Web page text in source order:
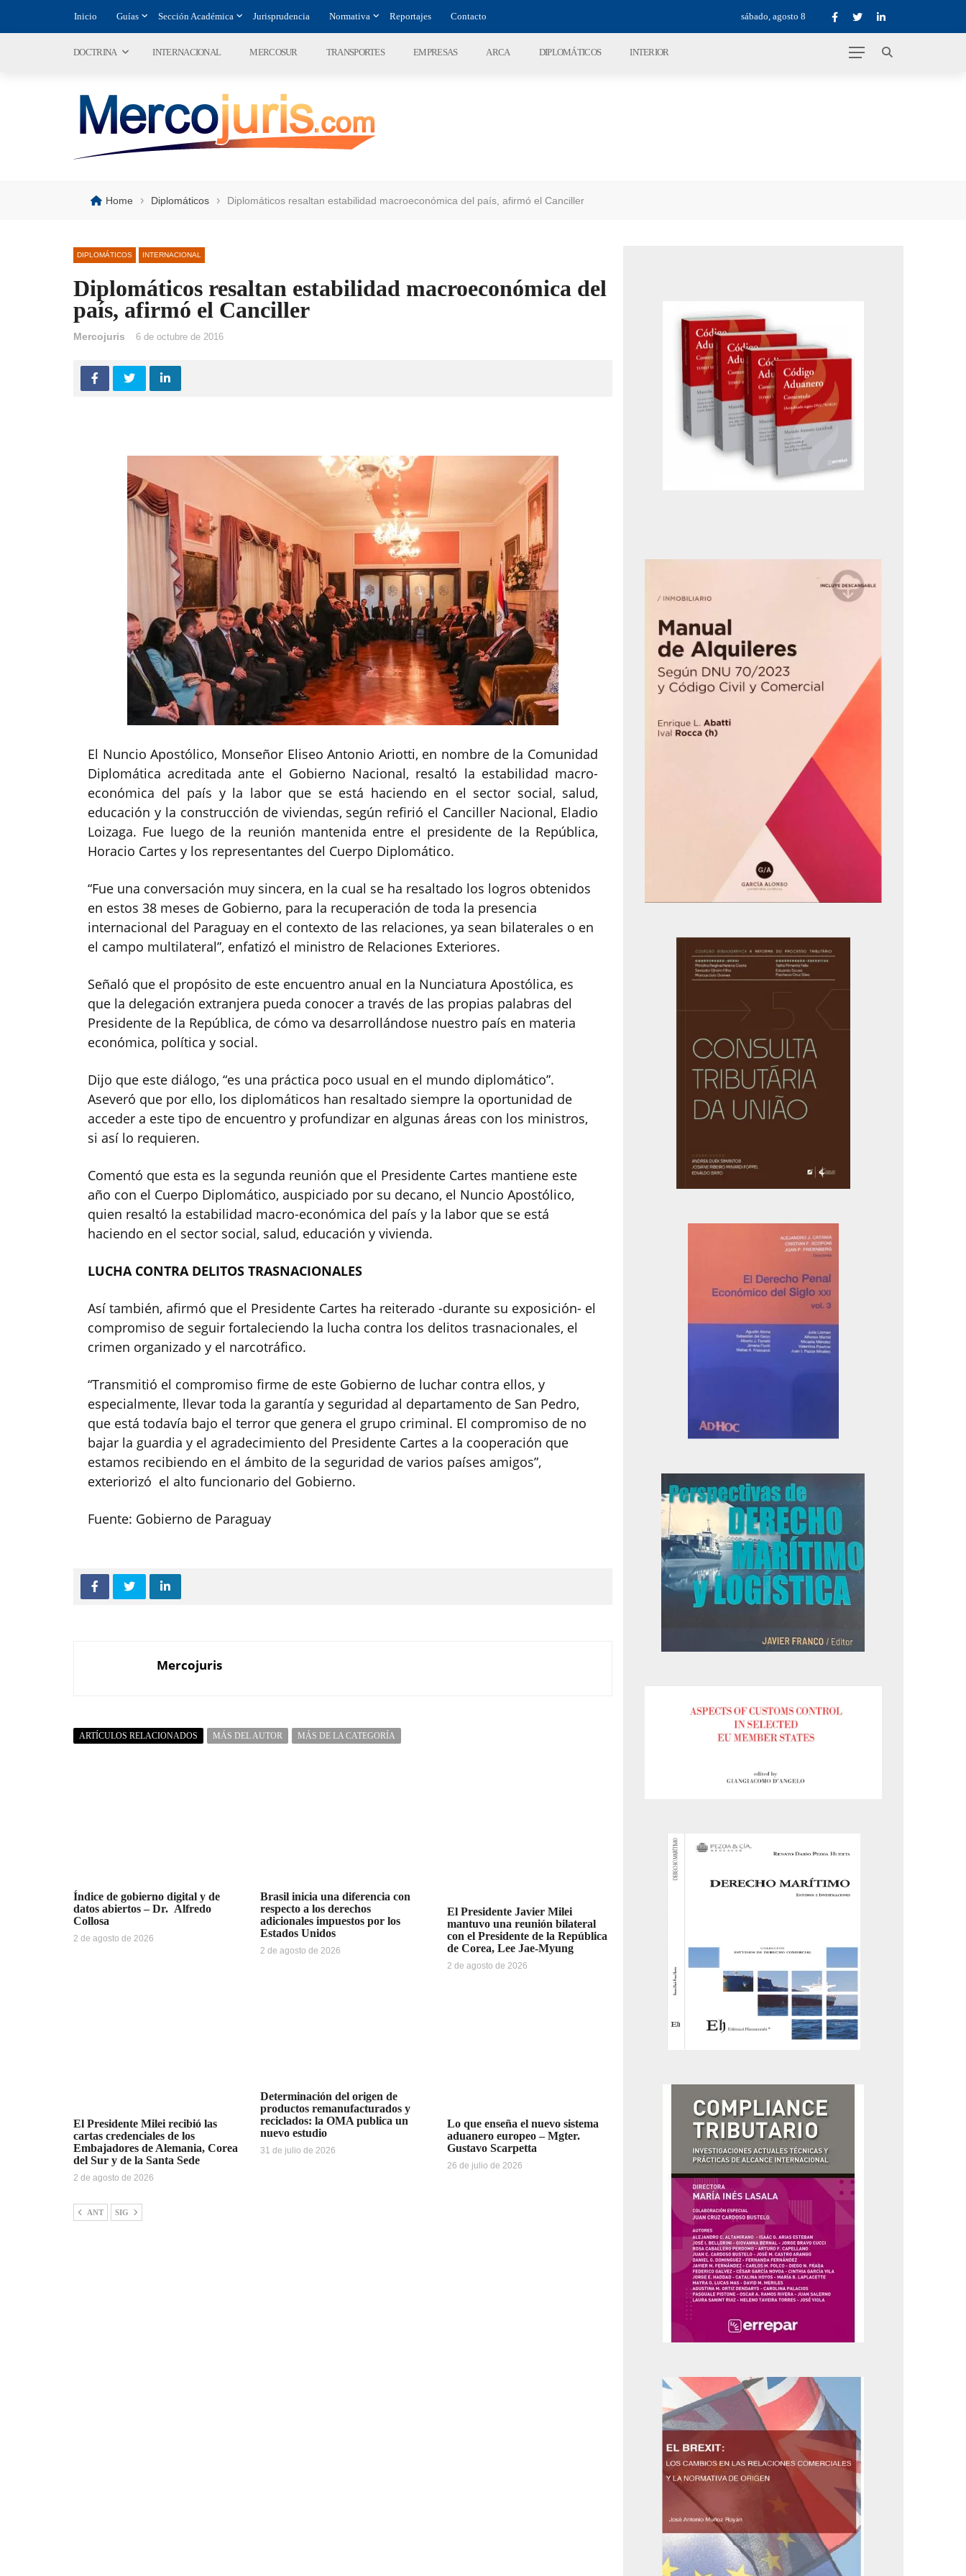
Inicio Guías Sección Académica Jurisprudencia Normativa Reportajes Contacto sábado, agosto 8
DOCTRINA INTERNACIONAL MERCOSUR TRANSPORTES EMPRESAS ARCA DIPLOMÁTICOS INTERIOR
Home › Diplomáticos › Diplomáticos resaltan estabilidad macroeconómica del país, afirmó el Canciller
DIPLOMÁTICOS INTERNACIONAL
Diplomáticos resaltan estabilidad macroeconómica del
país, afirmó el Canciller
Mercojuris 6 de octubre de 2016
El Nuncio Apostólico, Monseñor Eliseo Antonio Ariotti, en nombre de la Comunidad
Diplomática acreditada ante el Gobierno Nacional, resaltó la estabilidad macro-
económica del país y la labor que se está haciendo en el sector social, salud,
educación y la construcción de viviendas, según refirió el Canciller Nacional, Eladio
Loizaga. Fue luego de la reunión mantenida entre el presidente de la República,
Horacio Cartes y los representantes del Cuerpo Diplomático.
“Fue una conversación muy sincera, en la cual se ha resaltado los logros obtenidos
en estos 38 meses de Gobierno, para la recuperación de toda la presencia
internacional del Paraguay en el contexto de las relaciones, ya sean bilaterales o en
el campo multilateral”, enfatizó el ministro de Relaciones Exteriores.
Señaló que el propósito de este encuentro anual en la Nunciatura Apostólica, es
que la delegación extranjera pueda conocer a través de las propias palabras del
Presidente de la República, de cómo va desarrollándose nuestro país en materia
económica, política y social.
Dijo que este diálogo, “es una práctica poco usual en el mundo diplomático”.
Aseveró que por ello, los diplomáticos han resaltado siempre la oportunidad de
acceder a este tipo de encuentro y profundizar en algunas áreas con los ministros,
si así lo requieren.
Comentó que esta es la segunda reunión que el Presidente Cartes mantiene este
año con el Cuerpo Diplomático, auspiciado por su decano, el Nuncio Apostólico,
quien resaltó la estabilidad macro-económica del país y la labor que se está
haciendo en el sector social, salud, educación y vivienda.
LUCHA CONTRA DELITOS TRASNACIONALES
Así también, afirmó que el Presidente Cartes ha reiterado -durante su exposición- el
compromiso de seguir fortaleciendo la lucha contra los delitos trasnacionales, el
crimen organizado y el narcotráfico.
“Transmitió el compromiso firme de este Gobierno de luchar contra ellos, y
especialmente, llevar toda la garantía y seguridad al departamento de San Pedro,
que está todavía bajo el terror que genera el grupo criminal. El compromiso de no
bajar la guardia y el agradecimiento del Presidente Cartes a la cooperación que
estamos recibiendo en el ámbito de la seguridad de varios países amigos”,
exteriorizó el alto funcionario del Gobierno.
Fuente: Gobierno de Paraguay
Mercojuris
ARTÍCULOS RELACIONADOS MÁS DEL AUTOR MÁS DE LA CATEGORÍA
Índice de gobierno digital y de
datos abiertos – Dr. Alfredo
Collosa
2 de agosto de 2026
Brasil inicia una diferencia con
respecto a los derechos
adicionales impuestos por los
Estados Unidos
2 de agosto de 2026
El Presidente Javier Milei
mantuvo una reunión bilateral
con el Presidente de la República
de Corea, Lee Jae-Myung
2 de agosto de 2026
El Presidente Milei recibió las
cartas credenciales de los
Embajadores de Alemania, Corea
del Sur y de la Santa Sede
2 de agosto de 2026
Determinación del origen de
productos remanufacturados y
reciclados: la OMA publica un
nuevo estudio
31 de julio de 2026
Lo que enseña el nuevo sistema
aduanero europeo – Mgter.
Gustavo Scarpetta
26 de julio de 2026
ANT SIG